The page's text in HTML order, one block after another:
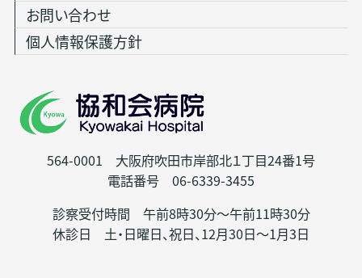
564-0001 大阪府吹田市岸部北１丁目24番1号
電話番号 06-6339-3455
診察受付時間 午前8時30分～午前11時30分
休診日 土・日曜日、祝日、12月30日～1月3日
お問い合わせ
個人情報保護方針